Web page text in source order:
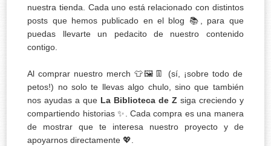
nuestra tienda. Cada uno está relacionado con distintos
posts que hemos publicado en el blog 📚, para que
puedas llevarte un pedacito de nuestro contenido
contigo.
Al comprar nuestro merch 👕🖼️👖 (sí, ¡sobre todo de
petos!) no solo te llevas algo chulo, sino que también
nos ayudas a que La Biblioteca de Zsiga creciendo y
compartiendo historias ✨. Cada compra es una manera
de mostrar que te interesa nuestro proyecto y de
apoyarnos directamente 💖.